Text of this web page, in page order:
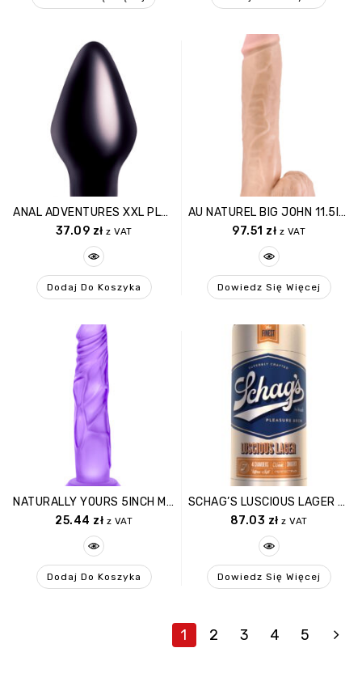
ANAL ADVENTURES XXL PLUG BLACK
37.09 zł z VAT
Dodaj Do Koszyka
AU NATUREL BIG JOHN 11.5INCH DILDO
97.51 zł z VAT
Dowiedz Się Więcej
NATURALLY YOURS 5INCH MINI COCK PURPLE
25.44 zł z VAT
Dodaj Do Koszyka
SCHAG’S LUSCIOUS LAGER FROSTED
87.03 zł z VAT
Dowiedz Się Więcej
1 2 3 4 5